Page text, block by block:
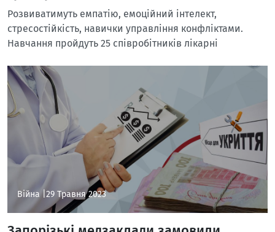
Розвиватимуть емпатію, емоційний інтелект,
стресостійкість, навички управління конфліктами.
Навчання пройдуть 25 співробітників лікарні
Війна | 29 Травня 2023